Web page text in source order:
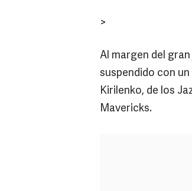
>
Al margen del
suspendido con
Kirilenko, de los
Mavericks.